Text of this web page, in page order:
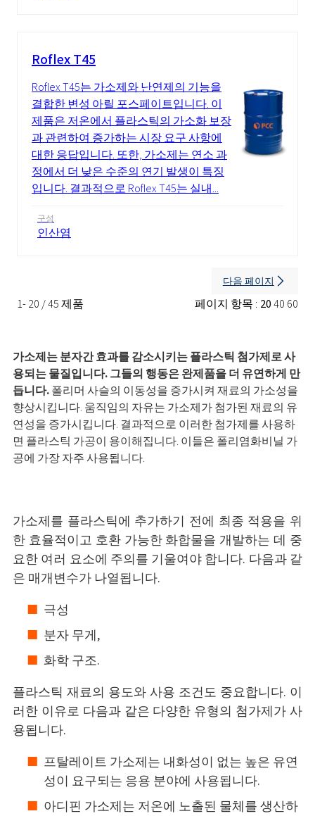
Roflex T45
Roflex T45는 가소제와 난연제의 기능을
결합한 변성 아릴 포스페이트입니다. 이
제품은 저온에서 플라스틱의 가소화 보장
과 관련하여 증가하는 시장 요구 사항에
대한 응답입니다. 또한, 가소제는 연소 과
정에서 더 낮은 수준의 연기 발생이 특징
입니다. 결과적으로 Roflex T45는 실내...
구성
인산염
1- 20 / 45 제품 페이지 항목 : 2040 60
다음 페이지
가소제는 분자간 효과를 감소시키는 플라스틱 첨가제로 사
용되는 물질입니다. 그들의 행동은 완제품을 더 유연하게 만
듭니다.폴리머 사슬의 이동성을 증가시켜 재료의 가소성을
향상시킵니다. 움직임의 자유는 가소제가 첨가된 재료의 유
연성을 증가시킵니다. 결과적으로 이러한 첨가제를 사용하
면 플라스틱 가공이 용이해집니다. 이들은 폴리염화비닐 가
공에 가장 자주 사용됩니다.
가소제를 플라스틱에 추가하기 전에 최종 적용을 위
한 효율적이고 호환 가능한 화합물을 개발하는 데 중
요한 여러 요소에 주의를 기울여야 합니다. 다음과 같
은 매개변수가 나열됩니다.
극성
분자 무게,
화학 구조.
플라스틱 재료의 용도와 사용 조건도 중요합니다. 이
러한 이유로 다음과 같은 다양한 유형의 첨가제가 사
용됩니다.
프탈레이트 가소제는 내화성이 없는 높은 유연
성이 요구되는 응용 분야에 사용됩니다.
아디핀 가소제는 저온에 노출된 물체를 생산하